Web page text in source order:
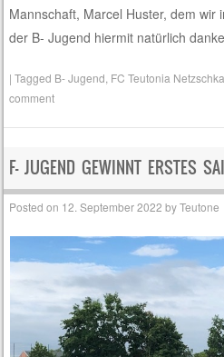
Mannschaft, Marcel Huster, dem wir
der B- Jugend hiermit natürlich
|Tagged B- Jugend FC Teutonia
comment
F- JUGEND GEWINNT ERSTES
Posted on 12. September 2022 byTeutone